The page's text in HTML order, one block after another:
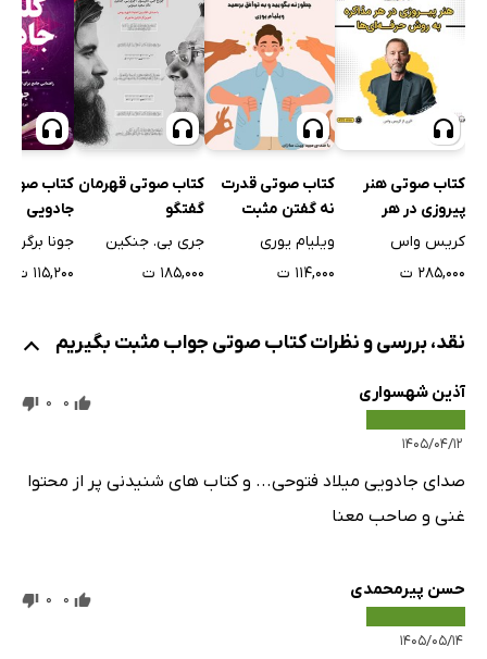
کتاب صوتی هنر
پیروزی در هر
مذاکره به روش
کریس واس
۲۸۵,۰۰۰ ت
کتاب صوتی قدرت
نه گفتن مثبت
ویلیام یوری
۱۱۴,۰۰۰ ت
کتاب صوتی قهرمان
گفتگو
جری بی. جنکین
۱۸۵,۰۰۰ ت
کتاب
جادویی
جونا برگر
۱۱۵,۲۰۰ ت
نقد، بررسی و نظرات کتاب صوتی جواب مثبت بگیریم
آذین شهسواری
۱۴۰۵/۰۴/۱۲
0
0
صدای جادویی میلاد فتوحی... و کتاب های شنیدنی پر از محتوا
غنی و صاحب معنا
حسن پیرمحمدی
۱۴۰۵/۰۵/۱۴
0
0